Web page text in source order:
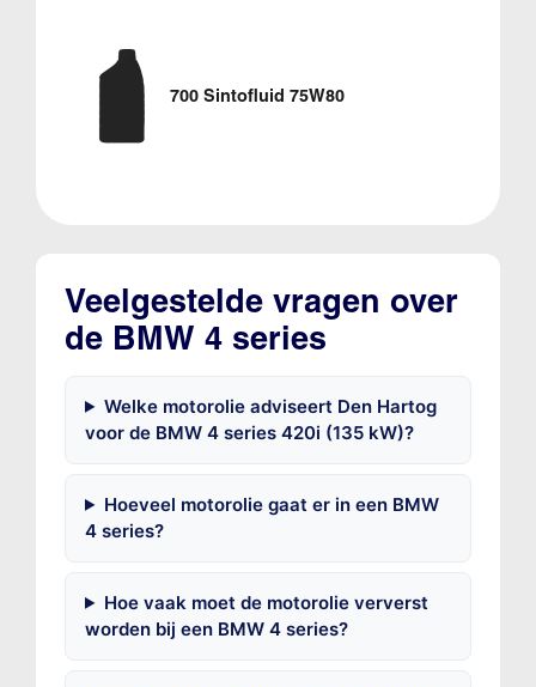
700 Sintofluid 75W80
Veelgestelde vragen over
de BMW 4 series
Welke motorolie adviseert Den Hartog
voor de BMW 4 series 420i (135 kW)?
Hoeveel motorolie gaat er in een BMW
4 series?
Hoe vaak moet de motorolie ververst
worden bij een BMW 4 series?